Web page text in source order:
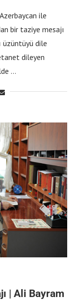
ile
bir taziye mesajı
üzüntüyü dile
dileyen
…
| Ali Bayram